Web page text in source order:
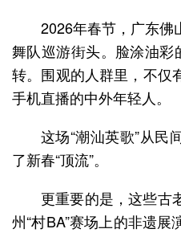
2026年春节，广东佛
舞队巡游街头。脸涂油彩
转。围观的人群里，不仅
手机直播的中外年轻人。
这场“潮汕英歌”从民
了新春“顶流”。
更重要的是，这些古
州“村BA”赛场上的非遗